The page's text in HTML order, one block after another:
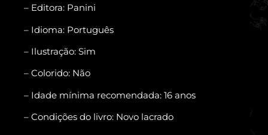
– Editora: Panini
– Idioma: Português
– Ilustração: Sim
– Colorido: Não
– Idade mínima recomendada: 16 anos
– Condições do livro: Novo lacrado